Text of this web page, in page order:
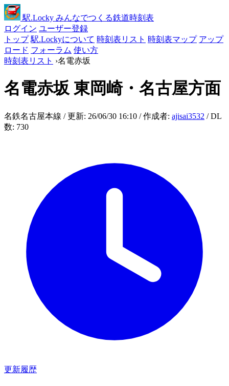
駅.Locky みんなでつくる鉄道時刻表
ログイン ユーザー登録
トップ 駅.Lockyについて 時刻表リスト 時刻表マップ アップ
ロード フォーラム 使い方
時刻表リスト ›名電赤坂
名電赤坂東岡崎・名古屋方面
名鉄名古屋本線 / 更新: 26/06/30 16:10 / 作成者: ajisai3532 / DL
数: 730
更新履歴